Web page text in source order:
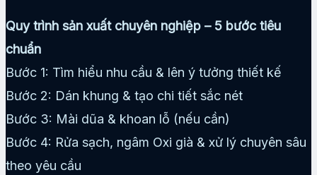
Quy trình sản xuất chuyên nghiệp – 5 bước tiêu
chuẩn
Bước 1: Tìm hiểu nhu cầu & lên ý tưởng thiết kế
Bước 2: Dán khung & tạo chi tiết sắc nét
Bước 3: Mài dũa & khoan lỗ (nếu cần)
Bước 4: Rửa sạch, ngâm Oxi già & xử lý chuyên sâu
theo yêu cầu